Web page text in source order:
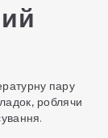
пару
роблячи